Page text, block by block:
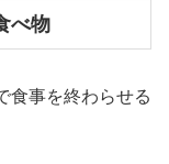
べ物
食事を終わらせる